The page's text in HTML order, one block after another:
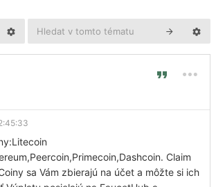
Claim
sa Vám zbierajú na účet a môžte si ich